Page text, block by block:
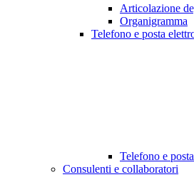
Articolazione
Organigramma
Telefono e posta
Telefono e
Consulenti e collaboratori